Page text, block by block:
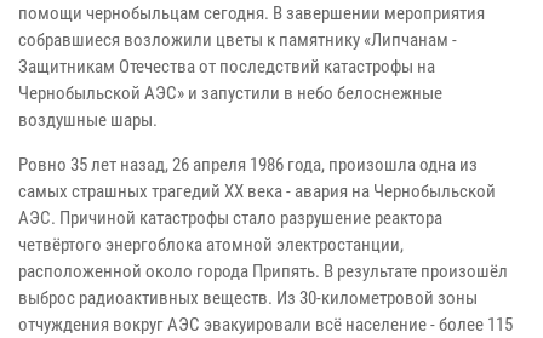
помощи чернобыльцам сегодня. В завершении мероприятия
собравшиеся возложили цветы к памятнику «Липчанам -
Защитникам Отечества от последствий катастрофы на
Чернобыльской АЭС» и запустили в небо белоснежные
воздушные шары.
Ровно 35 лет назад, 26 апреля 1986 года, произошла одна из
самых страшных трагедий ХХ века - авария на Чернобыльской
АЭС. Причиной катастрофы стало разрушение реактора
четвёртого энергоблока атомной электростанции,
расположенной около города Припять. В результате произошёл
выброс радиоактивных веществ. Из 30-километровой зоны
отчуждения вокруг АЭС эвакуировали всё население - более 115